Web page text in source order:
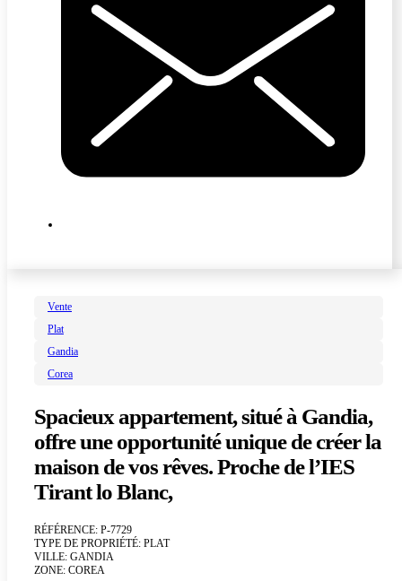
Vente
Plat
Gandia
Corea
Spacieux appartement, situé à Gandia,
offre une opportunité unique de créer la
maison de vos rêves. Proche de l’IES
Tirant lo Blanc,
RÉFÉRENCE: P-7729
TYPE DE PROPRIÉTÉ: PLAT
VILLE: GANDIA
ZONE: COREA